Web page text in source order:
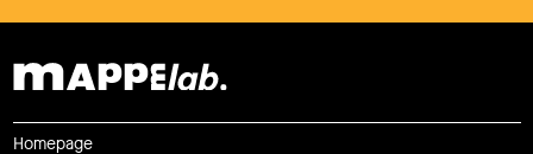
Homepage